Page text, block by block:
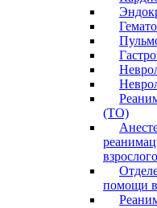
(ТО)
помощи